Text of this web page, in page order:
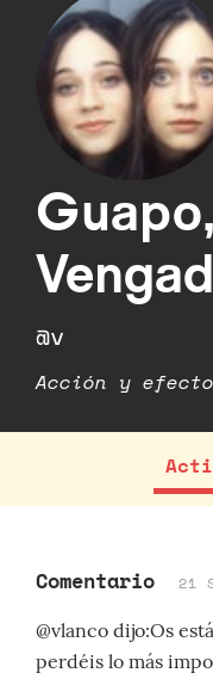
@v
Acción y
Comentario 21
@vlanco dijo:Os
perdéis lo más